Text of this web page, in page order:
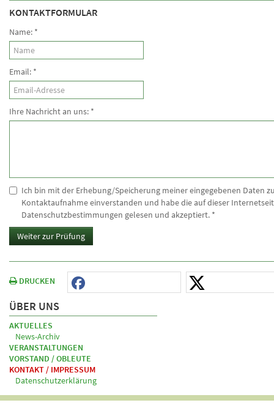
KONTAKTFORMULAR
Name: *
Email: *
Ihre Nachricht an uns: *
Ich bin mit der Erhebung/Speicherung meiner eingegebenen Daten
Kontaktaufnahme einverstanden und habe die auf dieser
Datenschutzbestimmungen gelesen und akzeptiert. *
Weiter zur Prüfung
DRUCKEN
ÜBER UNS
AKTUELLES
News-Archiv
VERANSTALTUNGEN
VORSTAND / OBLEUTE
KONTAKT / IMPRESSUM
Datenschutzerklärung